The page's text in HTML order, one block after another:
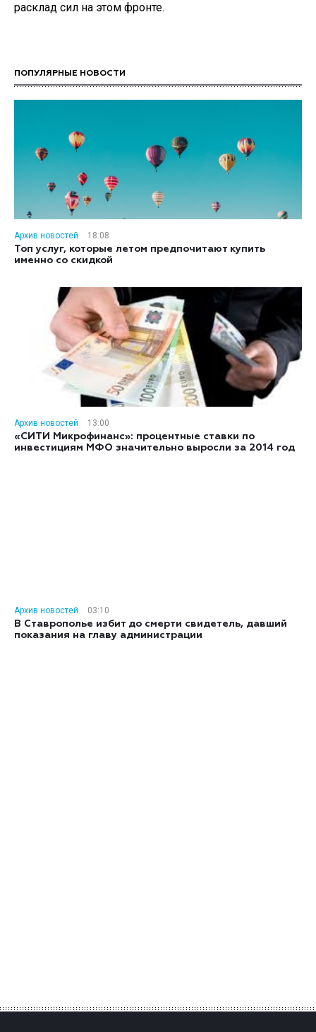
расклад сил на этом фронте.
ПОПУЛЯРНЫЕ НОВОСТИ
Архив новостей
18:08
Топ услуг, которые летом предпочитают купить
именно со скидкой
Архив новостей
13:00
«СИТИ Микрофинанс»: процентные ставки по
инвестициям МФО значительно выросли за 2014 год
Архив новостей
03:10
В Ставрополье избит до смерти свидетель, давший
показания на главу администрации